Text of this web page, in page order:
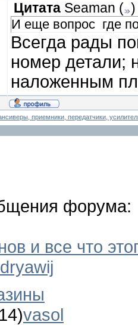
Цитата Seaman ( )
И еще вопрос где
Всегда рады
номер детали;
наложенным
приемники, передатчики,
форума:
и все что
vasol